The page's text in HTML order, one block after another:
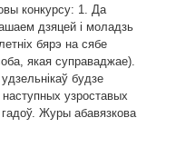
конкурсу: 1. Да
дзяцей і моладзь
бярэ на сябе
якая суправаджае).
будзе
узроставых
гадоў. Журы абавязкова